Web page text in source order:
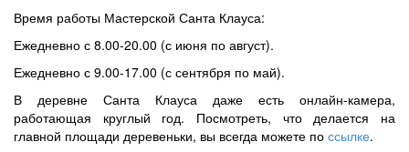
Время работы Мастерской Санта Клауса:
Ежедневно с 8.00-20.00 (с июня по август).
Ежедневно с 9.00-17.00 (с сентября по май).
В деревне Санта Клауса даже есть онлайн-камера,
работающая круглый год. Посмотреть, что делается на
главной площади деревеньки, вы всегда можете по ссылке.